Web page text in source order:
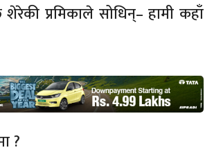
प्रमिकाले सोधिन्– हामी कहाँ
?